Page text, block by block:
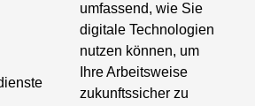
umfassend, wie Sie
digitale Technologien
nutzen können, um
Ihre Arbeitsweise
zukunftssicher zu